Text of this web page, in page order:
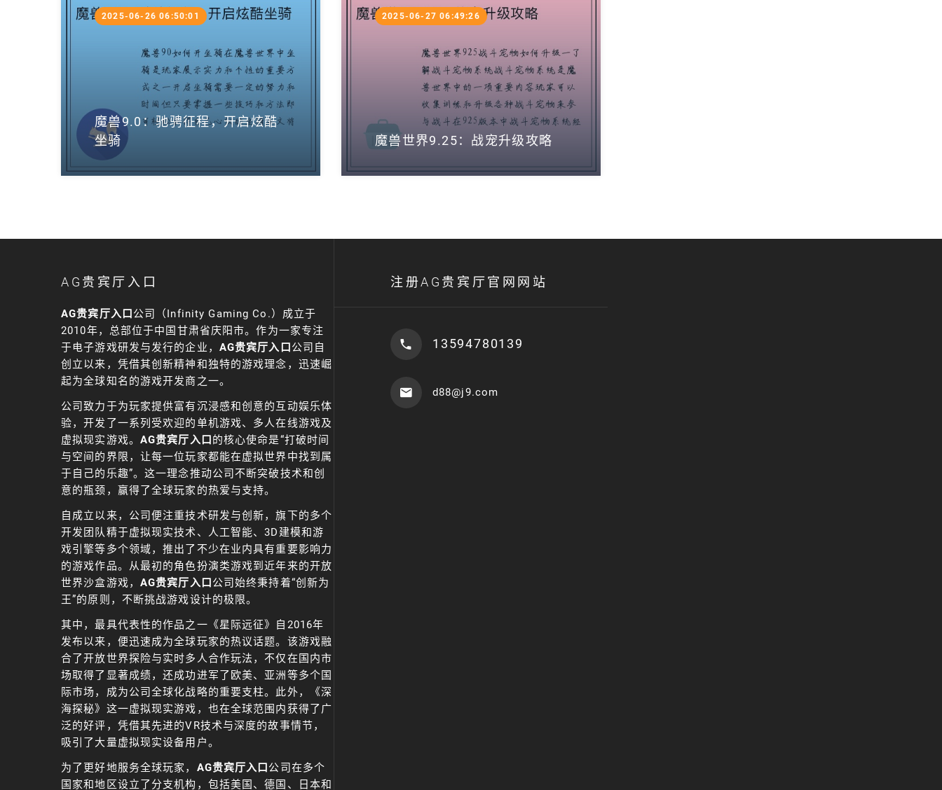
魔兽9.0：驰骋征程，开启炫酷
坐骑
2025-06-26 06:50:01
魔兽世界9.25：战宠升级攻略
2025-06-27 06:49:26
AG贵宾厅入口
AG贵宾厅入口公司（Infinity Gaming Co.）成立于
2010年，总部位于中国甘肃省庆阳市。作为一家专注
于电子游戏研发与发行的企业， AG贵宾厅入口公司自
创立以来，凭借其创新精神和独特的游戏理念，迅速崛
起为全球知名的游戏开发商之一。
公司致力于为玩家提供富有沉浸感和创意的互动娱乐体
验，开发了一系列受欢迎的单机游戏、多人在线游戏及
虚拟现实游戏。 AG贵宾厅入口的核心使命是“打破时间
与空间的界限，让每一位玩家都能在虚拟世界中找到属
于自己的乐趣”。这一理念推动公司不断突破技术和创
意的瓶颈，赢得了全球玩家的热爱与支持。
自成立以来，公司便注重技术研发与创新，旗下的多个
开发团队精于虚拟现实技术、人工智能、3D建模和游
戏引擎等多个领域，推出了不少在业内具有重要影响力
的游戏作品。从最初的角色扮演类游戏到近年来的开放
世界沙盒游戏， AG贵宾厅入口公司始终秉持着“创新为
王”的原则，不断挑战游戏设计的极限。
其中，最具代表性的作品之一《星际远征》自2016年
发布以来，便迅速成为全球玩家的热议话题。该游戏融
合了开放世界探险与实时多人合作玩法，不仅在国内市
场取得了显著成绩，还成功进军了欧美、亚洲等多个国
际市场，成为公司全球化战略的重要支柱。此外，《深
海探秘》这一虚拟现实游戏，也在全球范围内获得了广
泛的好评，凭借其先进的VR技术与深度的故事情节，
吸引了大量虚拟现实设备用户。
为了更好地服务全球玩家， AG贵宾厅入口公司在多个
国家和地区设立了分支机构，包括美国、德国、日本和
注册AG贵宾厅官网网站
13594780139
d88@j9.com